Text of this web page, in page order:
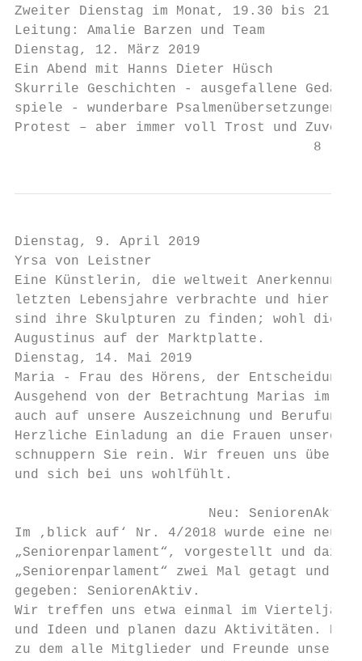
Zweiter Dienstag im Monat, 19.30 bis 21.30
Leitung: Amalie Barzen und Team
Dienstag, 12. März 2019
Ein Abend mit Hanns Dieter Hüsch
Skurrile Geschichten - ausgefallene
spiele - wunderbare
Protest – aber immer voll Trost und
                                     8
Dienstag, 9. April 2019
Yrsa von Leistner
Eine Künstlerin, die weltweit Anerkennung
letzten Lebensjahre verbrachte und hier
sind ihre Skulpturen zu finden; wohl die
Augustinus auf der Marktplatte.
Dienstag, 14. Mai 2019
Maria - Frau des Hörens, der Entscheidung,
Ausgehend von der Betrachtung Marias im
auch auf unsere Auszeichnung und Berufung
Herzliche Einladung an die Frauen unserer
schnuppern Sie rein. Wir freuen uns
und sich bei uns wohlfühlt.
                        Neu: SeniorenAktiv
Im ‚blick auf‘ Nr. 4/2018 wurde eine neue
„Seniorenparlament“, vorgestellt und dazu
„Seniorenparlament“ zwei Mal getagt und
gegeben: SeniorenAktiv.
Wir treffen uns etwa einmal im Vierteljahr,
und Ideen und planen dazu Aktivitäten.
zu dem alle Mitglieder und Freunde unserer